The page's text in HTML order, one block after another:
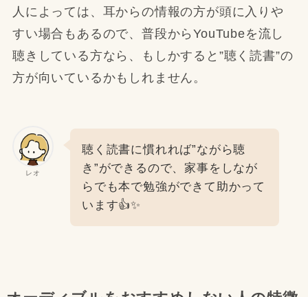
人によっては、耳からの情報の方が頭に入りや
すい場合もあるので、普段からYouTubeを流し
聴きしている方なら、もしかすると”聴く読書”の
方が向いているかもしれません。
レオ
聴く読書に慣れれば”ながら聴
き”ができるので、家事をしなが
らでも本で勉強ができて助かって
います👍✨